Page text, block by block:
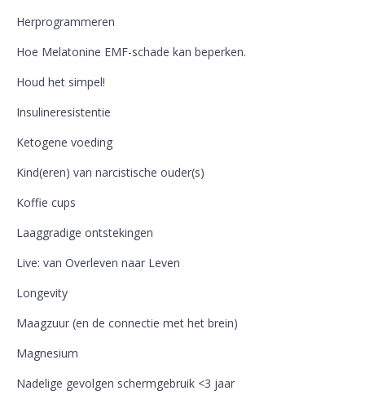
Herprogrammeren
Hoe Melatonine EMF-schade kan beperken.
Houd het simpel!
Insulineresistentie
Ketogene voeding
Kind(eren) van narcistische ouder(s)
Koffie cups
Laaggradige ontstekingen
Live: van Overleven naar Leven
Longevity
Maagzuur (en de connectie met het brein)
Magnesium
Nadelige gevolgen schermgebruik <3 jaar